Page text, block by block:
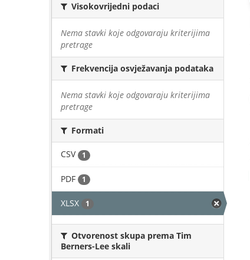
Visokovrijedni podaci
Nema stavki koje odgovaraju kriterijima
pretrage
Frekvencija osvježavanja podataka
Nema stavki koje odgovaraju kriterijima
pretrage
Formati
CSV 1
PDF 1
XLSX 1
Otvorenost skupa prema Tim
Berners-Lee skali